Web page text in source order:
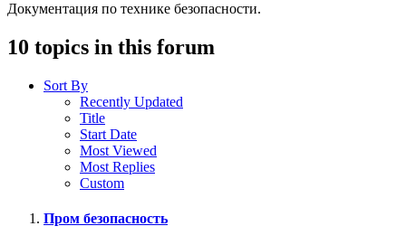
Документация по технике безопасности.
10 topics in this forum
Sort By
Recently Updated
Title
Start Date
Most Viewed
Most Replies
Custom
Пром безопасность